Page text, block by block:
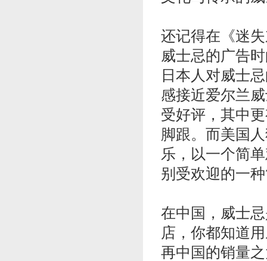
还记得在《迷
威士忌的广告
日本人对威士
感接近爱尔兰
受好评，其中
脚跟。而美国
乐，以一个简
别受欢迎的一
在中国，威士
店，你都知道
再中国的销量